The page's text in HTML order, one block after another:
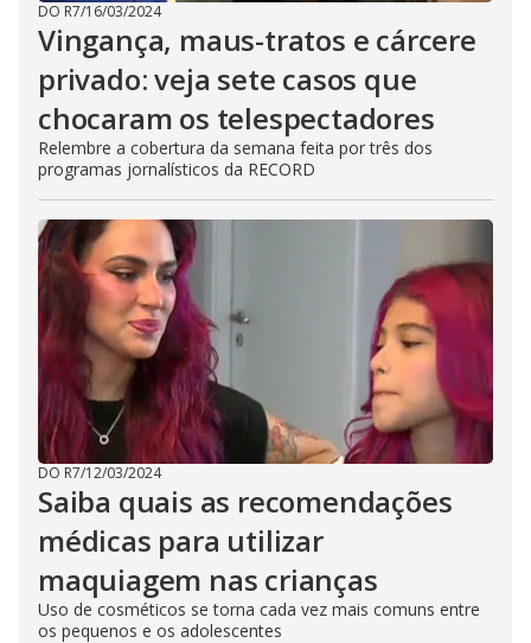
DO R7/16/03/2024
Vingança, maus-tratos e cárcere
privado: veja sete casos que
chocaram os telespectadores
Relembre a cobertura da semana feita por três dos
programas jornalísticos da RECORD
DO R7/12/03/2024
Saiba quais as recomendações
médicas para utilizar
maquiagem nas crianças
Uso de cosméticos se torna cada vez mais comuns entre
os pequenos e os adolescentes